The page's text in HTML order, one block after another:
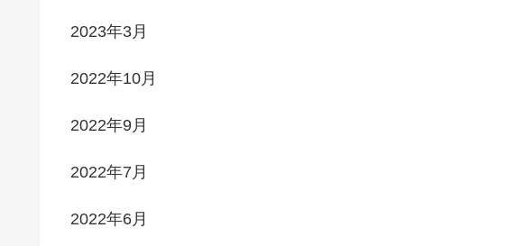
2023年3月
2022年10月
2022年9月
2022年7月
2022年6月